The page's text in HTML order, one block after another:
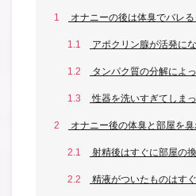
1 オナニーの後は体臭でバレ
1.1 アポクリン腺が活発に
1.2 タンパク質の分解によ
1.3 性器を洗いすぎてしま
2 オナニー後の体臭と部屋を
2.1 射精後はすぐに部屋の
2.2 精液がついたものはす